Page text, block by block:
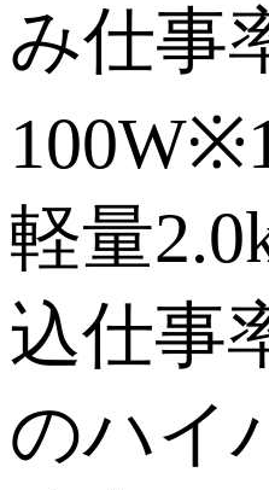
み仕事
軽量
込仕事
のハイ